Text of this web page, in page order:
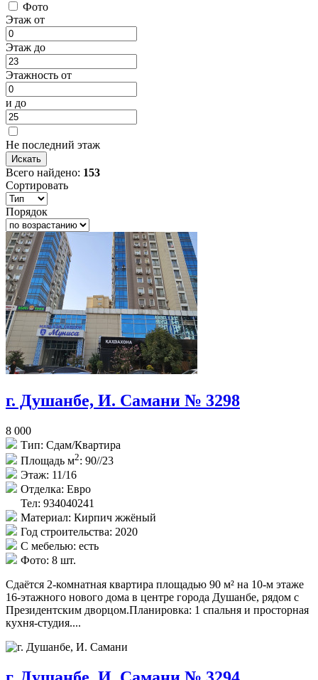
Фото
Этаж от
Этаж до
Этажность от
и до
Не последний этаж
Всего найдено: 153
Сортировать
Порядок
г. Душанбе, И. Самани № 3298
8 000
Тип: Сдам/Квартира
Площадь м2: 90//23
Этаж: 11/16
Отделка: Евро
Тел: 934040241
Материал: Кирпич жжёный
Год строительства: 2020
С мебелью: есть
Фото: 8 шт.
Сдаётся 2-комнатная квартира площадью 90 м² на 10-м этаже
16-этажного нового дома в центре города Душанбе, рядом с
Президентским дворцом.Планировка: 1 спальня и просторная
кухня-студия....